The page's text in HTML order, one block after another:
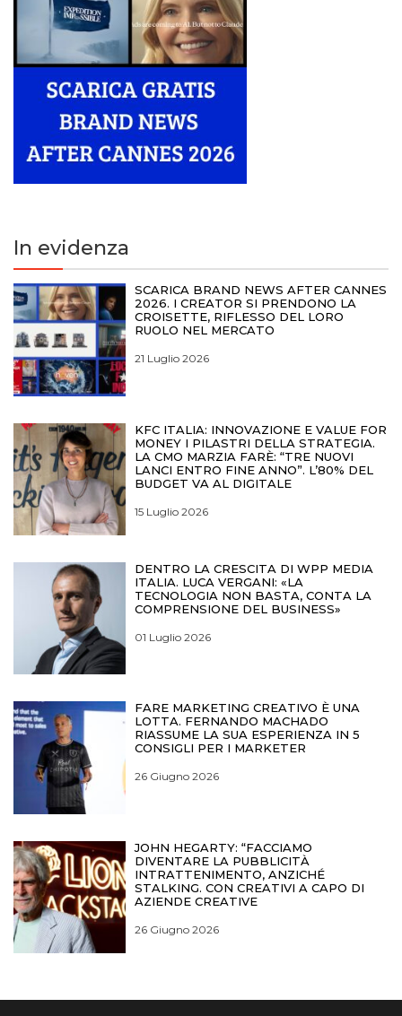
In evidenza
SCARICA BRAND NEWS AFTER CANNES
2026. I CREATOR SI PRENDONO LA
CROISETTE, RIFLESSO DEL LORO
RUOLO NEL MERCATO
21 Luglio 2026
KFC ITALIA: INNOVAZIONE E VALUE FOR
MONEY I PILASTRI DELLA STRATEGIA.
LA CMO MARZIA FARÈ: “TRE NUOVI
LANCI ENTRO FINE ANNO”. L’80% DEL
BUDGET VA AL DIGITALE
15 Luglio 2026
DENTRO LA CRESCITA DI WPP MEDIA
ITALIA. LUCA VERGANI: «LA
TECNOLOGIA NON BASTA, CONTA LA
COMPRENSIONE DEL BUSINESS»
01 Luglio 2026
FARE MARKETING CREATIVO È UNA
LOTTA. FERNANDO MACHADO
RIASSUME LA SUA ESPERIENZA IN 5
CONSIGLI PER I MARKETER
26 Giugno 2026
JOHN HEGARTY: “FACCIAMO
DIVENTARE LA PUBBLICITÀ
INTRATTENIMENTO, ANZICHÉ
STALKING. CON CREATIVI A CAPO DI
AZIENDE CREATIVE
26 Giugno 2026